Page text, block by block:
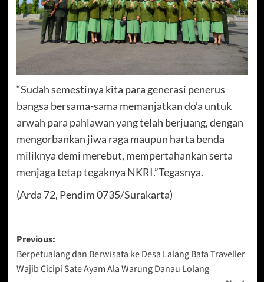
“Sudah semestinya kita para generasi penerus
bangsa bersama-sama memanjatkan do’a untuk
arwah para pahlawan yang telah berjuang, dengan
mengorbankan jiwa raga maupun harta benda
miliknya demi merebut, mempertahankan serta
menjaga tetap tegaknya NKRI.”Tegasnya.
(Arda 72, Pendim 0735/Surakarta)
Post
navigation
Previous:
Berpetualang dan Berwisata ke Desa Lalang Bata Traveller
Wajib Cicipi Sate Ayam Ala Warung Danau Lolang